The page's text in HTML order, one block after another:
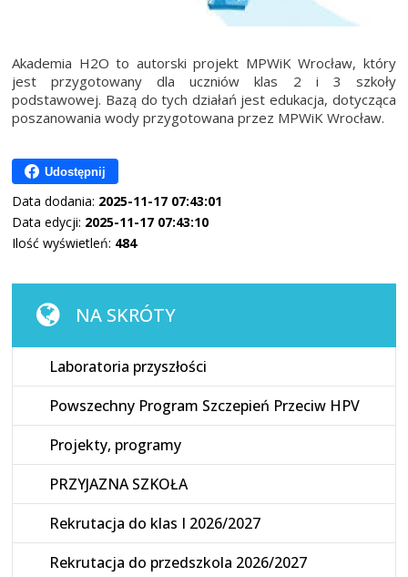
Akademia H2O to autorski projekt MPWiK Wrocław, który
jest przygotowany dla uczniów klas 2 i 3 szkoły
podstawowej. Bazą do tych działań jest edukacja, dotycząca
poszanowania wody przygotowana przez MPWiK Wrocław.
Udostępnij
Data dodania: 2025-11-17 07:43:01
Data edycji: 2025-11-17 07:43:10
Ilość wyświetleń: 484
NA SKRÓTY
Laboratoria przyszłości
Powszechny Program Szczepień Przeciw HPV
Projekty, programy
PRZYJAZNA SZKOŁA
Rekrutacja do klas I 2026/2027
Rekrutacja do przedszkola 2026/2027